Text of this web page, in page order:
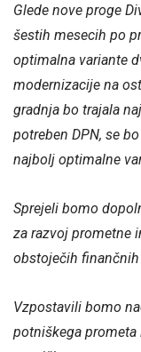
Glede nove proge
šestih mesecih po
optimalna variante
modernizacije na
gradnja bo trajala
potreben DPN, se
najbolj optimalne
Sprejeli bomo
za razvoj prometne
obstoječih
Vzpostavili bomo
potniškega